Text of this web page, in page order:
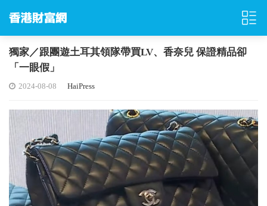
獨家／跟團遊土耳其領隊帶買LV、香奈兒 保證精品卻
「一眼假」
2024-08-08 HaiPress